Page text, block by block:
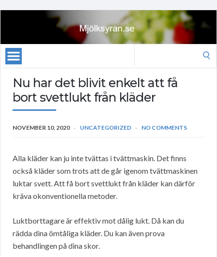
Nu har det blivit enkelt att få
bort svettlukt från kläder
NOVEMBER 10, 2020 UNCATEGORIZED NO COMMENTS
Alla kläder kan ju inte tvättas i tvättmaskin. Det finns
också kläder som trots att de går igenom tvättmaskinen
luktar svett. Att få bort svettlukt från kläder kan därför
kräva okonventionella metoder.
Luktborttagare är effektiv mot dålig lukt. Då kan du
rädda dina ömtåliga kläder. Du kan även prova
behandlingen på dina skor.